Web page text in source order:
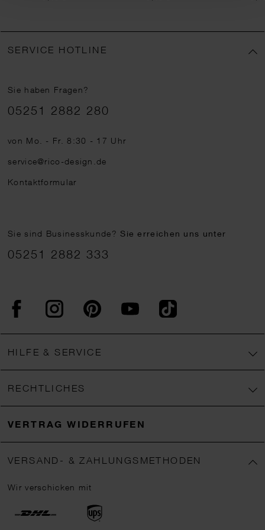
SERVICE HOTLINE
Sie haben Fragen?
Telefonnummer
05251 2882 280
von Mo. - Fr. 8:30 - 17 Uhr
service@rico-design.de
Kontaktformular
Sie sind Businesskunde?Sie erreichen uns unter
05251 2882 333
FacebookInstagram PinterestYouTubeTikTok
HILFE & SERVICE
RECHTLICHES
VERTRAG WIDERRUFEN
VERSAND- & ZAHLUNGSMETHODEN
Wir verschicken mit